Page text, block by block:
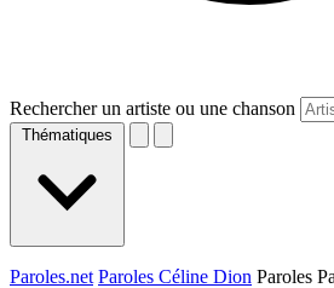
Rechercher un artiste ou une chanson
Thématiques
Paroles.net Paroles Céline Dion Paroles